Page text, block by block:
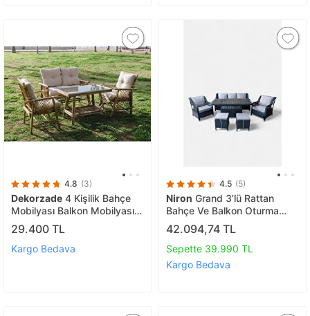
4.8 (3)
Dekorzade 4 Kişilik Bahçe
Mobilyası Balkon Mobilyası
Balkon Oturma Grubu Balkon
Masası Bahçe Masası
Balkon Set
29.400 TL
Kargo Bedava
4.5 (5)
Niron Grand 3’lü Rattan
Bahçe Ve Balkon Oturma
Grubu – 7 Kişilik Masa Takımı
- Özel Teslimat
42.094,74 TL
Sepette 39.990 TL
Kargo Bedava